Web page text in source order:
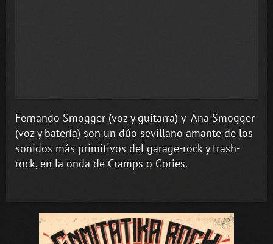
Fernando Smogger (voz y guitarra) y Ana Smogger
(voz y batería) son un dúo sevillano amante de los
sonidos más primitivos del garage-rock y trash-
rock, en la onda de Cramps o Gories.